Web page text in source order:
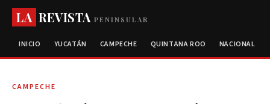
LA REVISTAPENINSULAR
INICIO YUCATÁN CAMPECHE QUINTANA ROO NACIONAL
CAMPECHE